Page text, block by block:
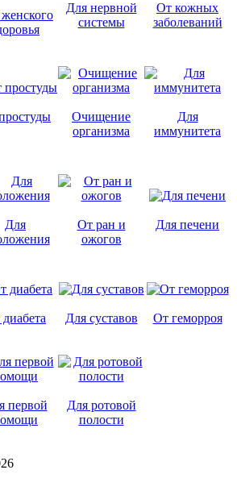
Для нервной
системы
От кожных
заболеваний
Очищение
организма
Для
иммунитета
Для
От ран и
ожогов
Для печени
Для суставов От геморроя
первой
Для ротовой
полости